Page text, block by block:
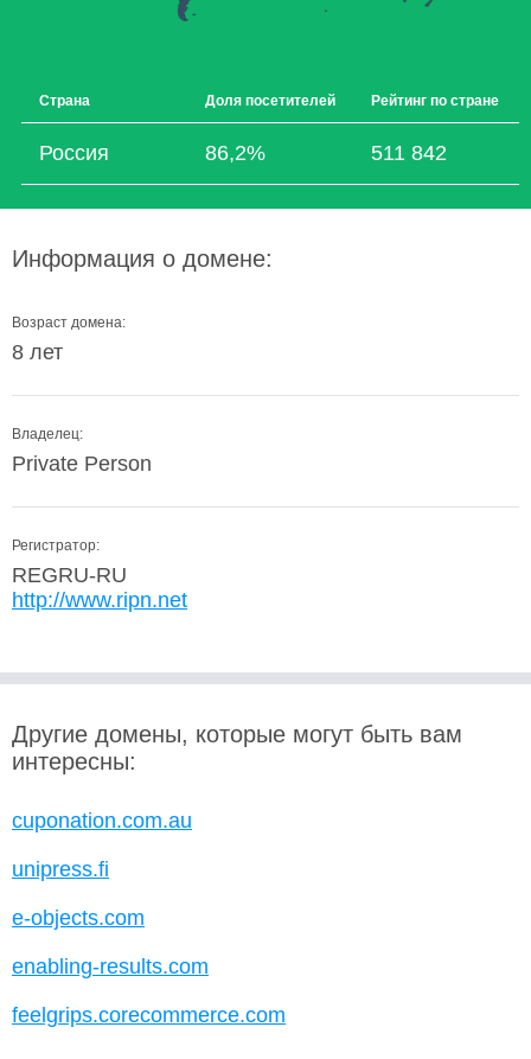
Страна Доля посетителей Рейтинг по стране
Россия 86,2% 511 842
Информация о домене:
Возраст домена:
8 лет
Владелец:
Private Person
Регистратор:
REGRU-RU
http://www.ripn.net
Другие домены, которые могут быть вам
интересны:
cuponation.com.au
unipress.fi
e-objects.com
enabling-results.com
feelgrips.corecommerce.com